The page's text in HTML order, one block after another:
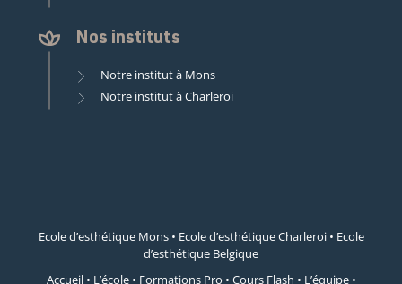
Nos instituts
Notre institut à Mons
Notre institut à Charleroi
Ecole d’esthétique Mons • Ecole d’esthétique Charleroi • Ecole
d’esthétique Belgique
Accueil • L’école • Formations Pro • Cours Flash • L’équipe •